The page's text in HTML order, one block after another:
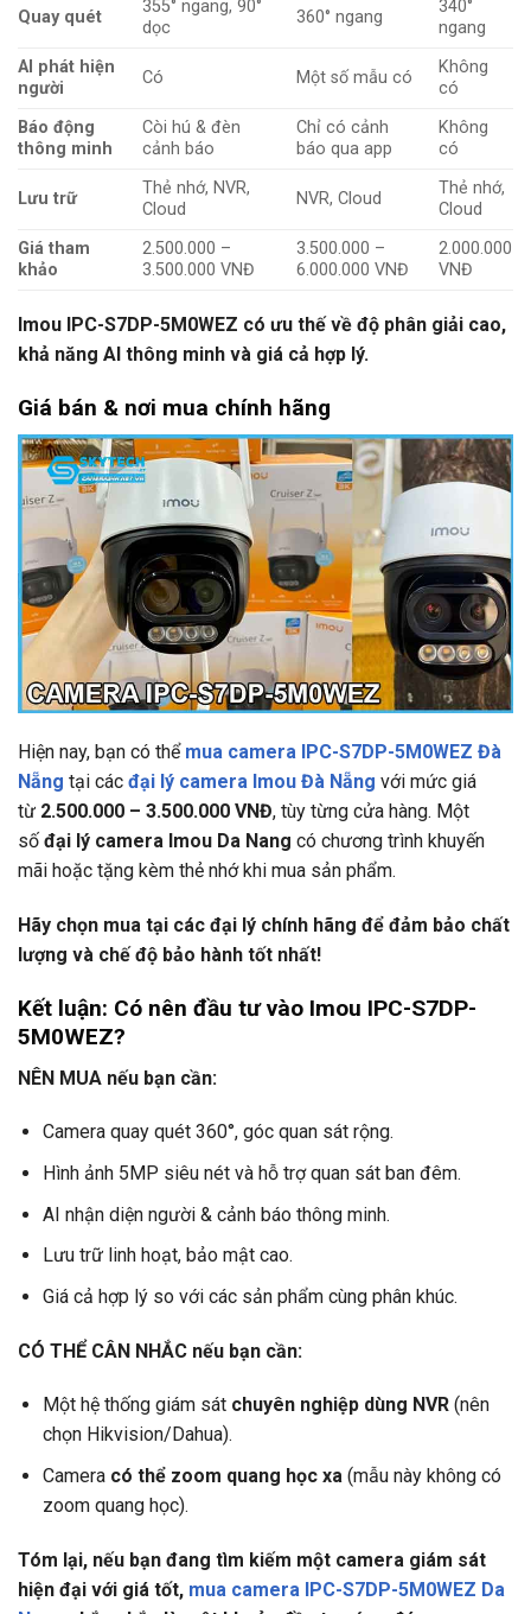
Quay quét
355° ngang, 90°
dọc
360° ngang
340°
ngang
AI phát hiện
người
Có Một số mẫu có
Không
có
Báo động
thông minh
Còi hú & đèn
cảnh báo
Chỉ có cảnh
báo qua app
Không
có
Lưu trữ
Thẻ nhớ, NVR,
Cloud
NVR, Cloud
Thẻ nhớ,
Cloud
Giá tham
khảo
2.500.000 –
3.500.000 VNĐ
3.500.000 –
6.000.000 VNĐ
2.000.000
VNĐ
Imou IPC-S7DP-5M0WEZ có ưu thế về độ phân giải cao,
khả năng AI thông minh và giá cả hợp lý.
Giá bán & nơi mua chính hãng
Hiện nay, bạn có thể mua camera IPC-S7DP-5M0WEZ Đà
Nẵng tại các đại lý camera Imou Đà Nẵng với mức giá
từ 2.500.000 – 3.500.000 VNĐ, tùy từng cửa hàng. Một
số đại lý camera Imou Da Nang có chương trình khuyến
mãi hoặc tặng kèm thẻ nhớ khi mua sản phẩm.
Hãy chọn mua tại các đại lý chính hãng để đảm bảo chất
lượng và chế độ bảo hành tốt nhất!
Kết luận: Có nên đầu tư vào Imou IPC-S7DP-
5M0WEZ?
NÊN MUA nếu bạn cần:
Camera quay quét 360°, góc quan sát rộng.
Hình ảnh 5MP siêu nét và hỗ trợ quan sát ban đêm.
AI nhận diện người & cảnh báo thông minh.
Lưu trữ linh hoạt, bảo mật cao.
Giá cả hợp lý so với các sản phẩm cùng phân khúc.
CÓ THỂ CÂN NHẮC nếu bạn cần:
Một hệ thống giám sát chuyên nghiệp dùng NVR(nên
chọn Hikvision/Dahua).
Camera có thể zoom quang học xa(mẫu này không có
zoom quang học).
Tóm lại, nếu bạn đang tìm kiếm một camera giám sát
hiện đại với giá tốt, mua camera IPC-S7DP-5M0WEZ Da